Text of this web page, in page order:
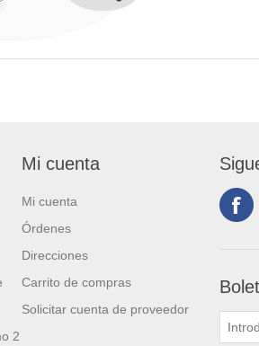
2
Mi cuenta
Mi cuenta
Órdenes
Direcciones
Carrito de compras
Solicitar cuenta de proveedor